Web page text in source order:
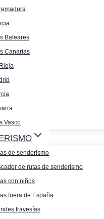
Baleares
Canarias
Vasco
de senderismo
de rutas de senderismo
con niños
fuera de España
travesías